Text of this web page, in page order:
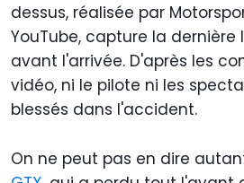
dessus, réalisée par
YouTube, capture la
avant l'arrivée. D'après les
vidéo, ni le pilote ni les
blessés dans l'accident.
On ne peut pas en dire